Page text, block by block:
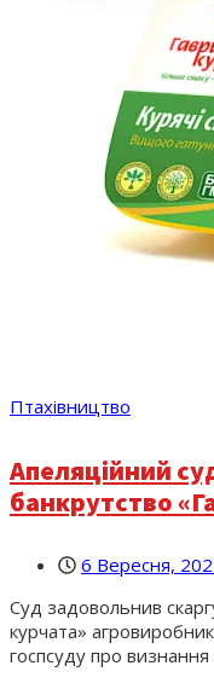
Птахівництво
Апеляційний
банкрутство
6 Вересня,
Суд задовольнив
курчата»
госпсуду про визнання